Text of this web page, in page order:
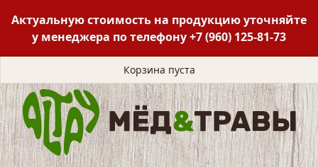
Актуальную стоимость на продукцию уточняйте
у менеджера по телефону+7 (960) 125-81-73
Корзина пуста